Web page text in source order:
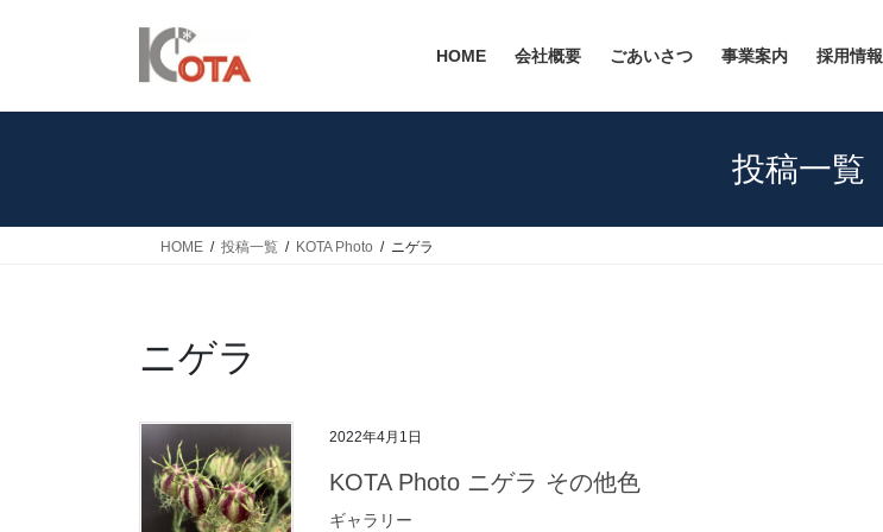
HOME 会社概要 ごあいさつ 事業案内 採用情報
投稿一覧
HOME 投稿一覧 KOTA Photo ニゲラ
ニゲラ
2022年4月1日
KOTA Photo ニゲラ その他色
ギャラリー